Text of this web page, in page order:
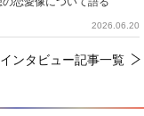
2026.06.20
インタビュー記事一覧